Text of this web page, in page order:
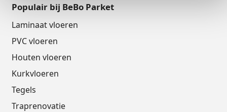
Populair bij BeBo Parket
Laminaat vloeren
PVC vloeren
Houten vloeren
Kurkvloeren
Tegels
Traprenovatie